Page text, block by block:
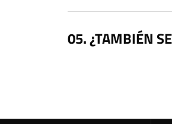
¿TAMBIÉN